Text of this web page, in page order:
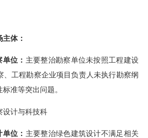
体：
位： 主要整治勘察单位未按照工程建设
、工程勘察企业项目负责人未执行勘察纲
标准等突出问题。
设计与科技科
位： 主要整治绿色建筑设计不满足相关